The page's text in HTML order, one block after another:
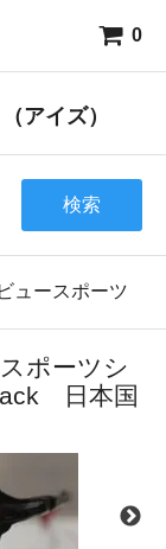
0
アイズ）
検索
ュースポーツ
ポーツシ
日本国